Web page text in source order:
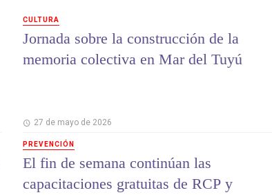
CULTURA
Jornada sobre la construcción de la
memoria colectiva en Mar del Tuyú
27 de mayo de 2026
PREVENCIÓN
El fin de semana continúan las
capacitaciones gratuitas de RCP y